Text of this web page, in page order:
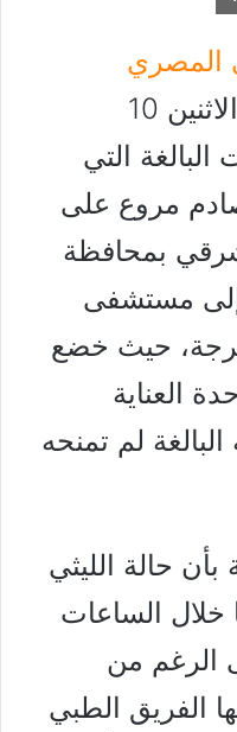
المصري
الليثي مساء الاثنين 10
البالغة التي
مروع على
بمحافظة
إلى مستشفى
حيث خضع
العناية
البالغة لم تمنحه
حالة الليثي
الساعات
الرغم من
الفريق الطبي